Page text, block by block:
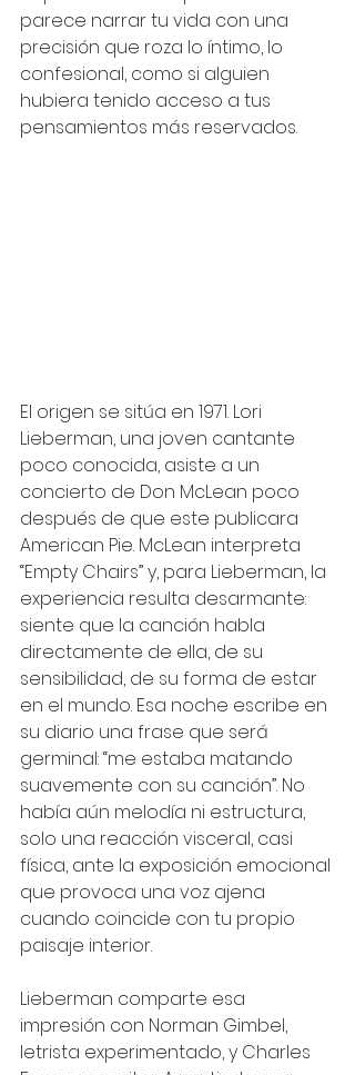
parece narrar tu vida con una
precisión que roza lo íntimo, lo
confesional, como si alguien
hubiera tenido acceso a tus
pensamientos más reservados.
El origen se sitúa en 1971. Lori
Lieberman, una joven cantante
poco conocida, asiste a un
concierto de Don McLean poco
después de que este publicara
American Pie. McLean interpreta
“Empty Chairs” y, para Lieberman, la
experiencia resulta desarmante:
siente que la canción habla
directamente de ella, de su
sensibilidad, de su forma de estar
en el mundo. Esa noche escribe en
su diario una frase que será
germinal: “me estaba matando
suavemente con su canción”. No
había aún melodía ni estructura,
solo una reacción visceral, casi
física, ante la exposición emocional
que provoca una voz ajena
cuando coincide con tu propio
paisaje interior.
Lieberman comparte esa
impresión con Norman Gimbel,
letrista experimentado, y Charles